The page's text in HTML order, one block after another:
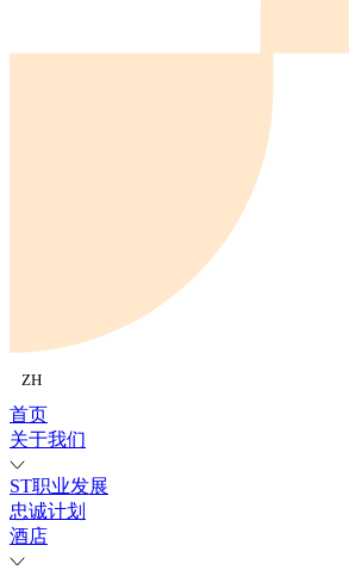
ZH
首页
关于我们
ST职业发展
忠诚计划
酒店